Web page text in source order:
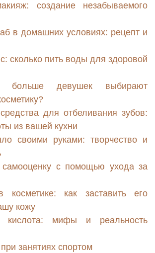
создание незабываемого
в домашних условиях: рецепт и
сколько пить воды для здоровой
больше девушек выбирают
для отбеливания зубов:
из вашей кухни
своими руками: творчество и
самооценку с помощью ухода за
как заставить его
кожу
кислота: мифы и реальность
занятиях спортом